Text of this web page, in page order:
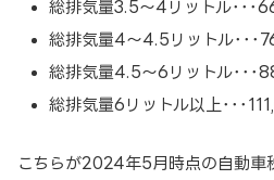
総排気量3.5～4リットル･･･
総排気量4～4.5リットル･･･
総排気量4.5～6リットル･･･
総排気量6リットル以上･･･
こちらが2024年5月時点の自動車